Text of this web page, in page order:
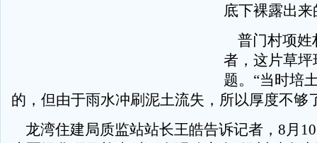
底下裸露出
普门村项姓
者，这片草
题。“当时培
的，但由于雨水冲刷泥土流失，所以厚度不够
龙湾住建局质监站站长王皓告诉记者，8月